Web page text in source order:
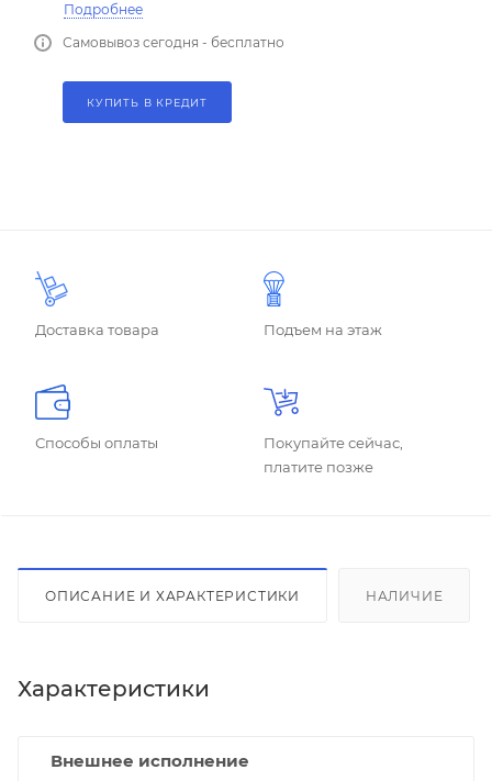
Подробнее
Самовывоз сегодня - бесплатно
КУПИТЬ В КРЕДИТ
Доставка товара Подъем на этаж
Способы оплаты
Покупайте сейчас,
платите позже
ОПИСАНИЕ И ХАРАКТЕРИСТИКИ НАЛИЧИЕ
Характеристики
Внешнее исполнение